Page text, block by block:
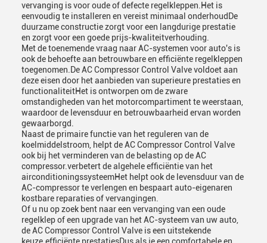
vervanging is voor oude of defecte regelkleppen.Het is
eenvoudig te installeren en vereist minimaal onderhoudDe
duurzame constructie zorgt voor een langdurige prestatie
en zorgt voor een goede prijs-kwaliteitverhouding.
Met de toenemende vraag naar AC-systemen voor auto's is
ook de behoefte aan betrouwbare en efficiënte regelkleppen
toegenomen.De AC Compressor Control Valve voldoet aan
deze eisen door het aanbieden van superieure prestaties en
functionaliteitHet is ontworpen om de zware
omstandigheden van het motorcompartiment te weerstaan,
waardoor de levensduur en betrouwbaarheid ervan worden
gewaarborgd.
Naast de primaire functie van het reguleren van de
koelmiddelstroom, helpt de AC Compressor Control Valve
ook bij het verminderen van de belasting op de AC
compressor.verbetert de algehele efficiëntie van het
airconditioningssysteemHet helpt ook de levensduur van de
AC-compressor te verlengen en bespaart auto-eigenaren
kostbare reparaties of vervangingen.
Of u nu op zoek bent naar een vervanging van een oude
regelklep of een upgrade van het AC-systeem van uw auto,
de AC Compressor Control Valve is een uitstekende